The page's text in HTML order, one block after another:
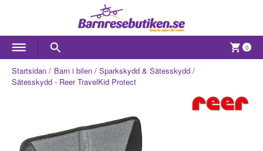
0
Startsidan Barn i bilen
Sparkskydd & Sätesskydd
Sätesskydd - Reer TravelKid Protect